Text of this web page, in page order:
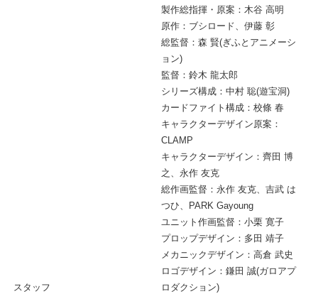
スタッフ
製作総指揮・原案：木谷 高明
原作：ブシロード、伊藤 彰
総監督：森 賢(ぎふとアニメーシ
ョン)
監督：鈴木 龍太郎
シリーズ構成：中村 聡(遊宝洞)
カードファイト構成：校條 春
キャラクターデザイン原案：
CLAMP
キャラクターデザイン：齊田 博
之、永作 友克
総作画監督：永作 友克、吉武 は
つひ、PARK Gayoung
ユニット作画監督：小栗 寛子
プロップデザイン：多田 靖子
メカニックデザイン：高倉 武史
ロゴデザイン：鎌田 誠(ガロアプ
ロダクション)